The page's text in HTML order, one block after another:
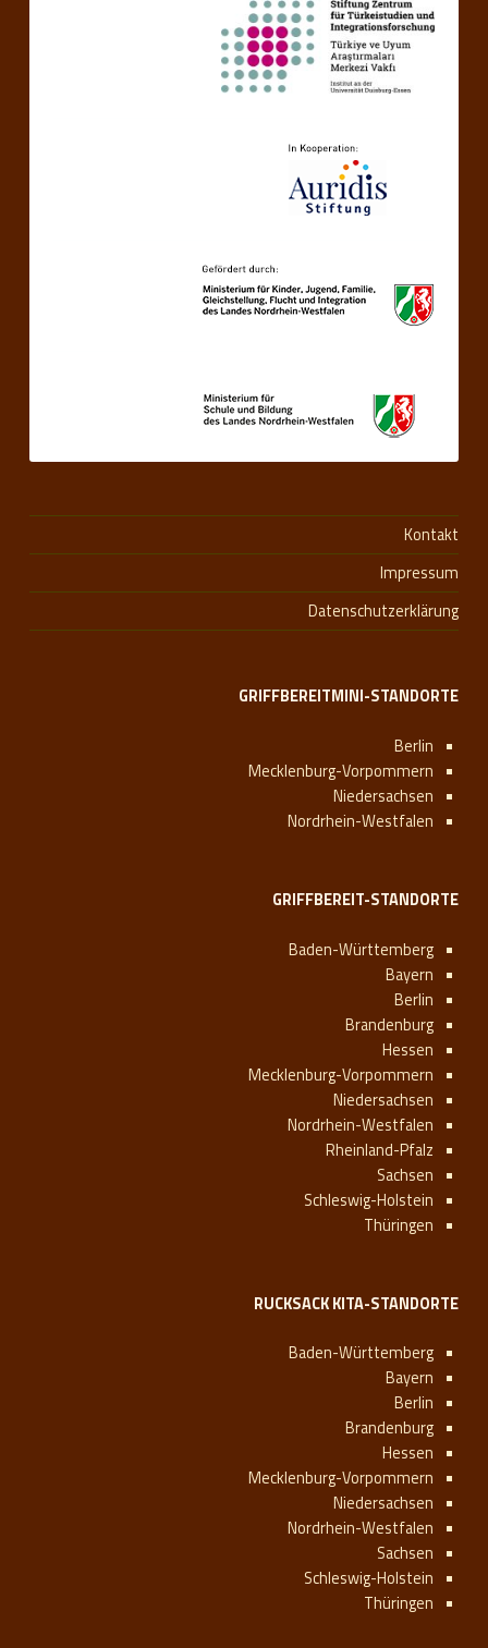
Kontakt
Impressum
Datenschutzerklärung
GRIFFBEREITMINI-STANDORTE
Berlin
Mecklenburg-Vorpommern
Niedersachsen
Nordrhein-Westfalen
GRIFFBEREIT-STANDORTE
Baden-Württemberg
Bayern
Berlin
Brandenburg
Hessen
Mecklenburg-Vorpommern
Niedersachsen
Nordrhein-Westfalen
Rheinland-Pfalz
Sachsen
Schleswig-Holstein
Thüringen
RUCKSACK KITA-STANDORTE
Baden-Württemberg
Bayern
Berlin
Brandenburg
Hessen
Mecklenburg-Vorpommern
Niedersachsen
Nordrhein-Westfalen
Sachsen
Schleswig-Holstein
Thüringen